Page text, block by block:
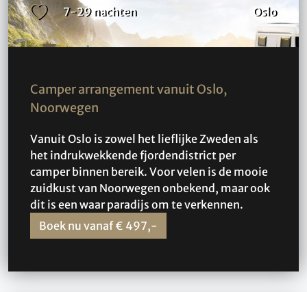
7-29 nachten Oslo
Camper arrangement vanuit Oslo,
Noorwegen
Vanuit Oslo is zowel het lieflijke Zweden als
het indrukwekkende fjordendistrict per
camper binnen bereik. Voor velen is de mooie
zuidkust van Noorwegen onbekend, maar ook
dit is een waar paradijs om te verkennen.
Boek nu vanaf € 497,-